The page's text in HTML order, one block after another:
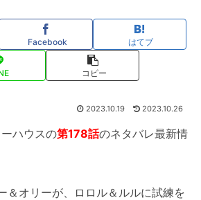
Facebook はてブ
コピー
2023.10.19 2023.10.26
ハウスの第178話のネタバレ最新情
＆オリーが、ロロル＆ルルに試練を